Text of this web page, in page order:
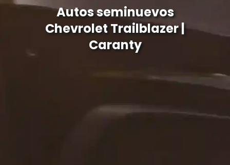
Autos seminuevos
Chevrolet Trailblazer |
Caranty